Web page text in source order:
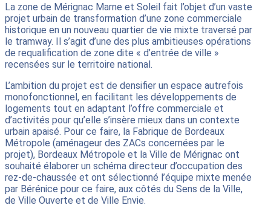
La zone de Mérignac Marne et Soleil fait l’objet d’un vaste
projet urbain de transformation d’une zone commerciale
historique en un nouveau quartier de vie mixte traversé par
le tramway. Il s’agit d’une des plus ambitieuses opérations
de requalification de zone dite « d’entrée de ville »
recensées sur le territoire national.
L’ambition du projet est de densifier un espace autrefois
monofonctionnel, en facilitant les développements de
logements tout en adaptant l’offre commerciale et
d’activités pour qu’elle s’insère mieux dans un contexte
urbain apaisé. Pour ce faire, la Fabrique de Bordeaux
Métropole (aménageur des ZACs concernées par le
projet), Bordeaux Métropole et la Ville de Mérignac ont
souhaité élaborer un schéma directeur d’occupation des
rez-de-chaussée et ont sélectionné l’équipe mixte menée
par Bérénice pour ce faire, aux côtés du Sens de la Ville,
de Ville Ouverte et de Ville Envie.